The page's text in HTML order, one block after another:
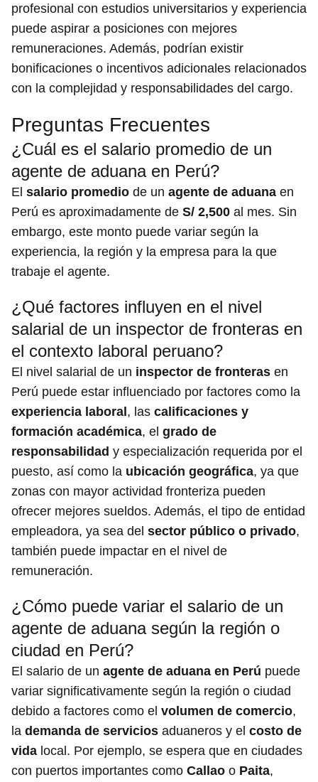
profesional con estudios universitarios y experiencia
puede aspirar a posiciones con mejores
remuneraciones. Además, podrían existir
bonificaciones o incentivos adicionales relacionados
con la complejidad y responsabilidades del cargo.
Preguntas Frecuentes
¿Cuál es el salario promedio de un
agente de aduana en Perú?
El salario promedio de un agente de aduana en
Perú es aproximadamente de S/ 2,500 al mes. Sin
embargo, este monto puede variar según la
experiencia, la región y la empresa para la que
trabaje el agente.
¿Qué factores influyen en el nivel
salarial de un inspector de fronteras en
el contexto laboral peruano?
El nivel salarial de un inspector de fronteras en
Perú puede estar influenciado por factores como la
experiencia laboral, las calificaciones y
formación académica, el grado de
responsabilidad y especialización requerida por el
puesto, así como la ubicación geográfica, ya que
zonas con mayor actividad fronteriza pueden
ofrecer mejores sueldos. Además, el tipo de entidad
empleadora, ya sea del sector público o privado,
también puede impactar en el nivel de
remuneración.
¿Cómo puede variar el salario de un
agente de aduana según la región o
ciudad en Perú?
El salario de un agente de aduana en Perú puede
variar significativamente según la región o ciudad
debido a factores como el volumen de comercio,
la demanda de servicios aduaneros y el costo de
vida local. Por ejemplo, se espera que en ciudades
con puertos importantes como Callao o Paita,